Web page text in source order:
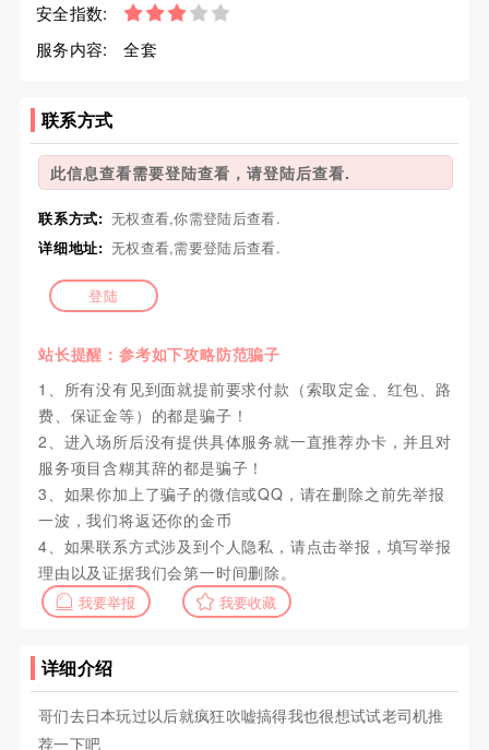
安全指数:
服务内容:
全套
联系方式
此信息查看需要登陆查看，请登陆后查看.
联系方式: 无权查看,你需登陆后查看.
详细地址: 无权查看,需要登陆后查看.
登陆
站长提醒：参考如下攻略防范骗子
1、所有没有见到面就提前要求付款（索取定金、红包、路
费、保证金等）的都是骗子！
2、进入场所后没有提供具体服务就一直推荐办卡，并且对
服务项目含糊其辞的都是骗子！
3、如果你加上了骗子的微信或QQ，请在删除之前先举报
一波，我们将返还你的金币
4、如果联系方式涉及到个人隐私，请点击举报，填写举报
理由以及证据我们会第一时间删除。
我要举报 我要收藏
详细介绍
哥们去日本玩过以后就疯狂吹嘘搞得我也很想试试老司机推
荐一下吧